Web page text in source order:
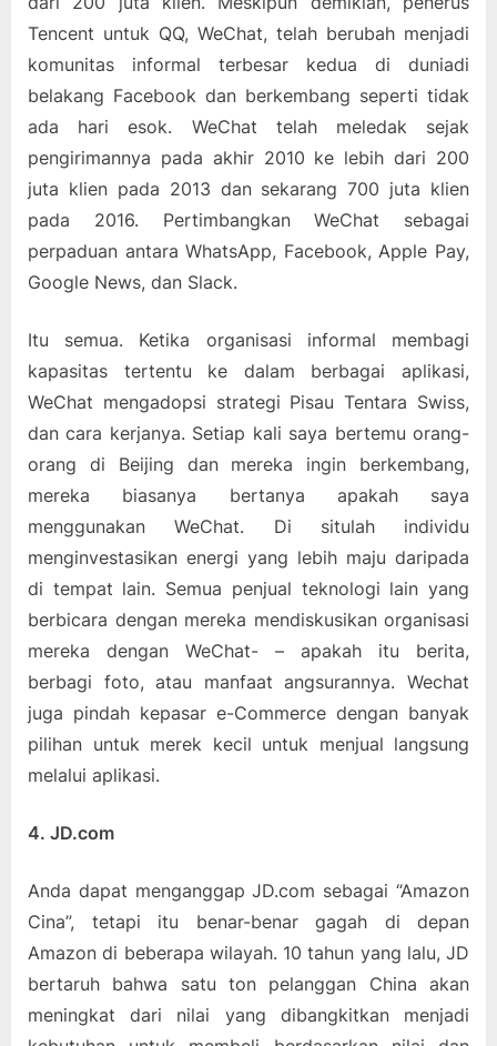
Tencent untuk QQ, WeChat, telah berubah menjadi
komunitas informal terbesar kedua di duniadi
belakang Facebook dan berkembang seperti tidak
ada hari esok. WeChat telah meledak sejak
pengirimannya pada akhir 2010 ke lebih dari 200
juta klien pada 2013 dan sekarang 700 juta klien
pada 2016. Pertimbangkan WeChat sebagai
perpaduan antara WhatsApp, Facebook, Apple Pay,
Google News, dan Slack.
Itu semua. Ketika organisasi informal membagi
kapasitas tertentu ke dalam berbagai aplikasi,
WeChat mengadopsi strategi Pisau Tentara Swiss,
dan cara kerjanya. Setiap kali saya bertemu orang-
orang di Beijing dan mereka ingin berkembang,
mereka biasanya bertanya apakah saya
menggunakan WeChat. Di situlah individu
menginvestasikan energi yang lebih maju daripada
di tempat lain. Semua penjual teknologi lain yang
berbicara dengan mereka mendiskusikan organisasi
mereka dengan WeChat- – apakah itu berita,
berbagi foto, atau manfaat angsurannya. Wechat
juga pindah kepasar e-Commerce dengan banyak
pilihan untuk merek kecil untuk menjual langsung
melalui aplikasi.
4. JD.com
Anda dapat menganggap JD.com sebagai “Amazon
Cina”, tetapi itu benar-benar gagah di depan
Amazon di beberapa wilayah. 10 tahun yang lalu, JD
bertaruh bahwa satu ton pelanggan China akan
meningkat dari nilai yang dibangkitkan menjadi